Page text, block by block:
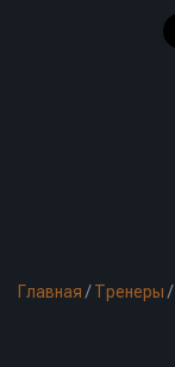
Главная /Тренеры /